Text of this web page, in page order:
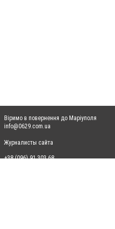
Віримо в повернення до Маріуполя
info@0629.com.ua
Журналисты сайта
+38 (096) 91 303 68